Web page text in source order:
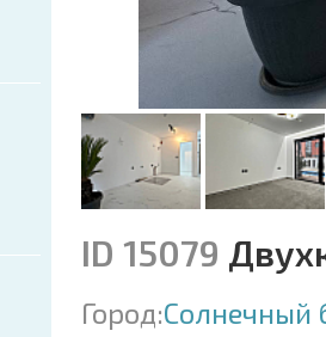
ID 15079
Город:Солнечный